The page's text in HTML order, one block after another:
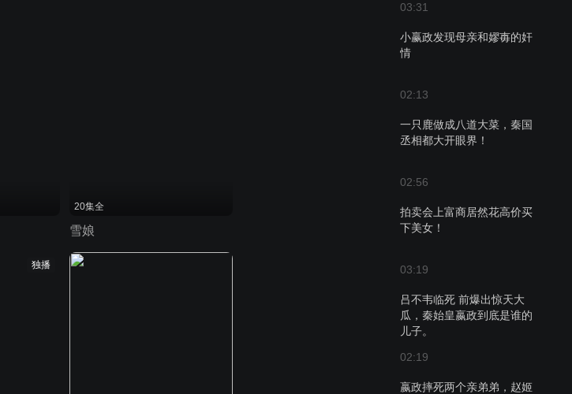
03:31
小赢政发现母亲和嫪毐的奸
情
02:13
一只鹿做成八道大菜，秦国
丞相都大开眼界！
02:56
拍卖会上富商居然花高价买
下美女！
03:19
吕不韦临死 前爆出惊天大
瓜，秦始皇嬴政到底是谁的
儿子。
02:19
嬴政摔死两个亲弟弟，赵姬
20集全
雪娘
独播